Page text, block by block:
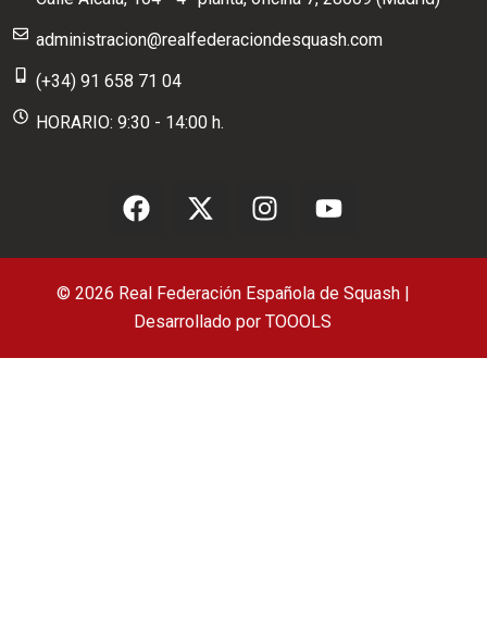
administracion@realfederaciondesquash.com
(+34) 91 658 71 04
HORARIO: 9:30 - 14:00 h.
© 2026 Real Federación Española de Squash |
Desarrollado por TOOOLS